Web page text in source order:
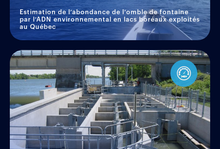
Estimation de l’abondance de l’omble de fontaine
par l’ADN environnemental en lacs boréaux exploités
au Québec